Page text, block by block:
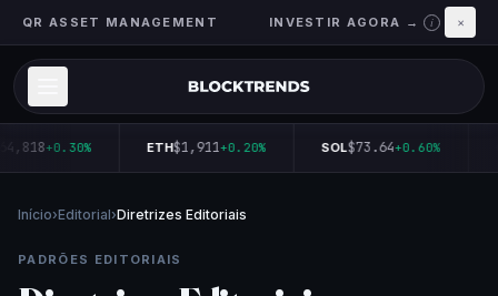
QR ASSET MANAGEMENT INVESTIR AGORA → i ×
+0.30% ETH$1,911+0.20% SOL$73.64+0.60%
Início›Editorial›Diretrizes Editoriais
PADRÕES EDITORIAIS